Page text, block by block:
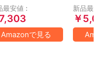
最安値 :
Amazonで見る
新品最
￥